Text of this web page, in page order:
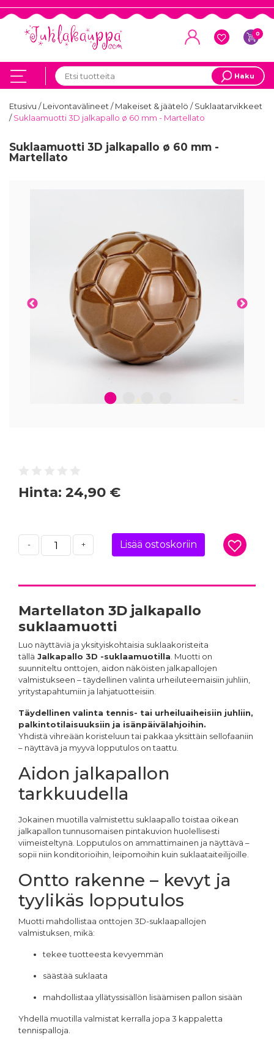
0
Haku
Etusivu /Leivontavälineet/Makeiset & jäätelö /Suklaatarvikkeet
/Suklaamuotti 3D jalkapallo ø 60 mm - Martellato
Suklaamuotti 3D jalkapallo ø 60 mm -
Martellato
1
Hinta: 24,90 €
- + Lisää ostoskoriin
Martellaton 3D jalkapallo
suklaamuotti
Luo näyttäviä ja yksityiskohtaisia suklaakoristeita
tällä Jalkapallo 3D -suklaamuotilla . Muotti on
suunniteltu onttojen, aidon näköisten jalkapallojen
valmistukseen – täydellinen valinta urheiluteemaisiin juhliin,
yritystapahtumiin ja lahjatuotteisiin.
Täydellinen valinta tennis- tai urheiluaiheisiin juhliin,
palkintotilaisuuksiin ja isänpäivälahjoihin.
Yhdistä vihreään koristeluun tai pakkaa yksittäin sellofaaniin
– näyttävä ja myyvä lopputulos on taattu.
Aidon jalkapallon
tarkkuudella
Jokainen muotilla valmistettu suklaapallo toistaa oikean
jalkapallon tunnusomaisen pintakuvion huolellisesti
viimeisteltynä. Lopputulos on ammattimainen ja näyttävä –
sopii niin konditorioihin, leipomoihin kuin suklaataiteilijoille.
Ontto rakenne – kevyt ja
tyylikäs lopputulos
Muotti mahdollistaa onttojen 3D-suklaapallojen
valmistuksen, mikä:
tekee tuotteesta kevyemmän
säästää suklaata
mahdollistaa yllätyssisällön lisäämisen pallon sisään
Yhdellä muotilla valmistat kerralla jopa 3 kappaletta
tennispalloja.